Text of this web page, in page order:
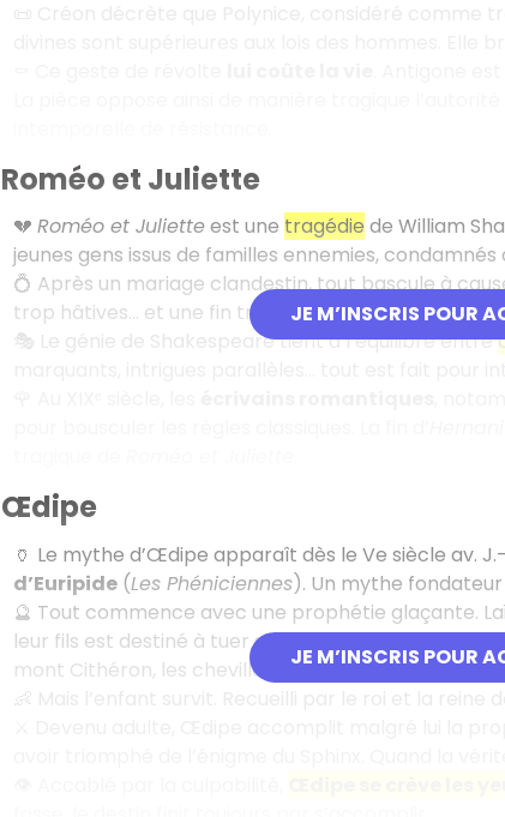
JE M’INSCRIS POUR
Roméo et Juliette
💔 Roméo et Julietteest une tragédie de William
jeunes gens issus de familles ennemies, condamnés
💍 Après un mariage clandestin, tout bascule à
trop hâtives… et une fin tragique où les deux
🎭 Le génie de Shakespeare tient à l’équilibre entre
JE M’INSCRIS POUR
Œdipe
🏺 Le mythe d’Œdipe apparaît dès le Ve siècle av.
d’Euripide(Les Phéniciennes). Un mythe
🔮 Tout commence avec une prophétie glaçante.
leur fils est destiné à tuer son père et à épouser
mont Cithéron, les chevilles percées et attachées